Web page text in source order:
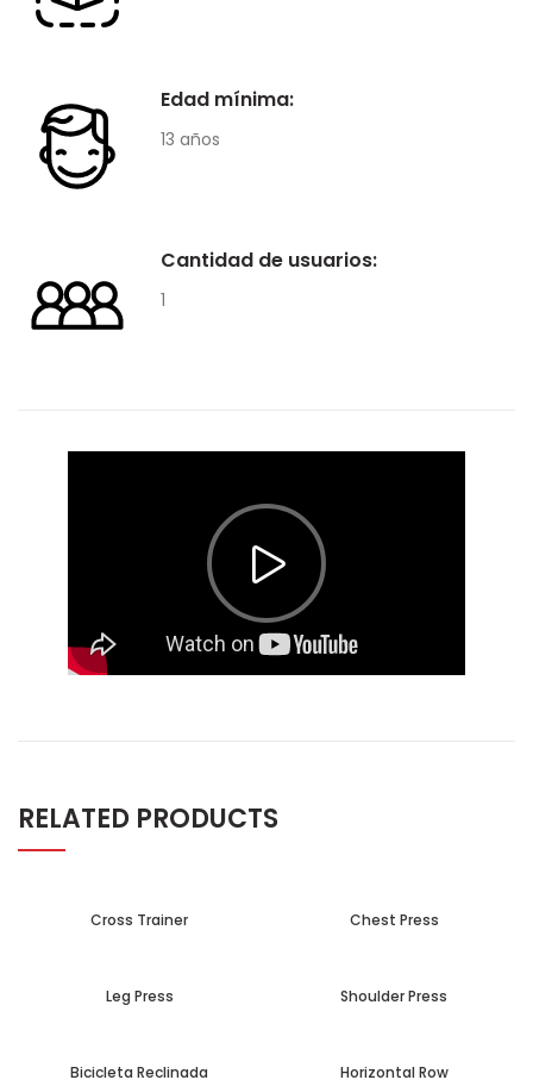
Edad mínima:
13 años
Cantidad de usuarios:
1
RELATED PRODUCTS
Cross Trainer Chest Press
Leg Press Shoulder Press
Bicicleta Reclinada Horizontal Row